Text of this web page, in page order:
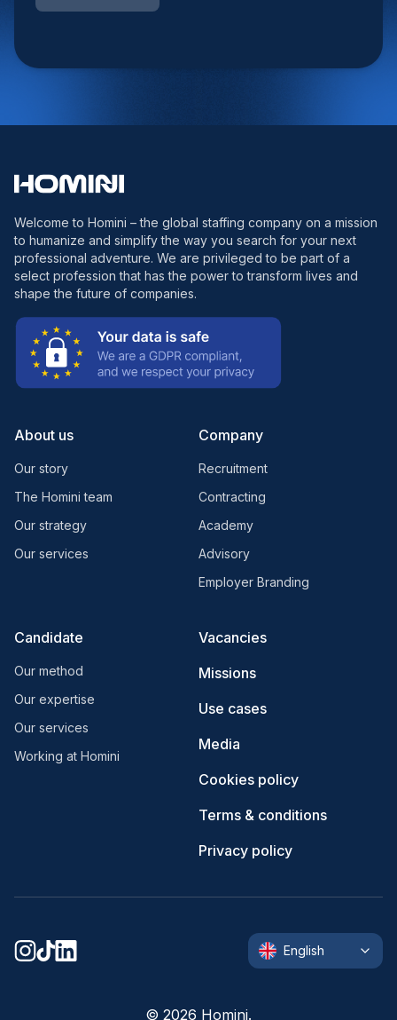
Welcome to Homini – the global staffing company on a mission
to humanize and simplify the way you search for your next
professional adventure. We are privileged to be part of a
select profession that has the power to transform lives and
shape the future of companies.
About us
Our story
The Homini team
Our strategy
Our services
Company
Recruitment
Contracting
Academy
Advisory
Employer Branding
Candidate
Our method
Our expertise
Our services
Working at Homini
Vacancies
Missions
Use cases
Media
Cookies policy
Terms & conditions
Privacy policy
© 2026 Homini.
English